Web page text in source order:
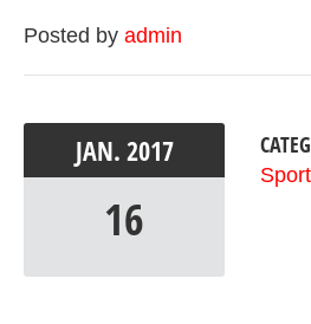
Posted by admin
JAN. 2017
16